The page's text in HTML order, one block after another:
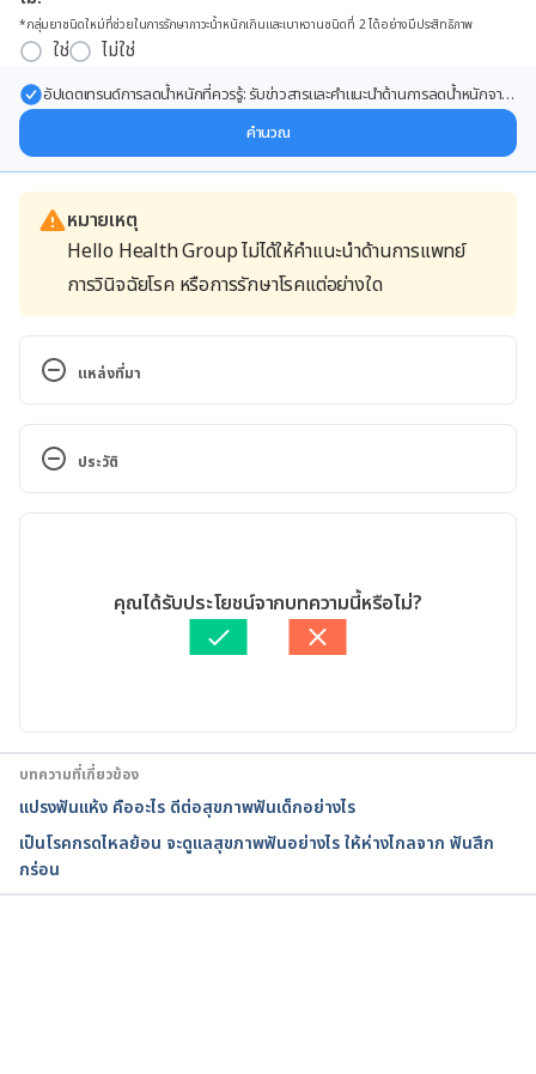
*กลุ่มยาชนิดใหม่ที่ช่วยในการรักษาภาวะน้ำหนักเกินและเบาหวานชนิดที่ 2 ได้อย่างมีประสิทธิภาพ
ใช่ ไม่ใช่
อัปเดตเทรนด์การลดน้ำหนักที่ควรรู้: รับข่าวสารและคำแนะนำด้านการลดน้ำหนักจาก
คำนวณ
หมายเหตุ
Hello Health Group ไม่ได้ให้คำแนะนำด้านการแพทย์
การวินิจฉัยโรค หรือการรักษาโรคแต่อย่างใด
แหล่งที่มา
10 Secrets to Whiter Teeth.
https://www.webmd.com/oral-
health/ss/slideshow-10-secrets-to-whiter-teeth.
https://www.healthline.com/nutrition/whiten-
teeth-naturally#1. Accessed April 02, 2020
https://www.medicalnewstoday.com/articles/32117
2. Accessed April 02, 2020
ประวัติ
เขียนโดย สิฏฐิณิศา รัชตวโรทัย
ตรวจสอบความถูกต้องของข้อมูลโดยทีม Hello คุณหมอ
Nattrakamol Chotevichean
คุณได้รับประโยชน์จากบทความนี้หรือไม่?
บทความที่เกี่ยวข้อง
แปรงฟันแห้ง คืออะไร ดีต่อสุขภาพฟันเด็กอย่างไร
เป็นโรคกรดไหลย้อน จะดูแลสุขภาพฟันอย่างไร ให้ห่างไกลจาก ฟันสึก
กร่อน